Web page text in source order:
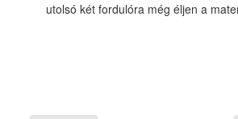
utolsó két fordulóra még éljen a